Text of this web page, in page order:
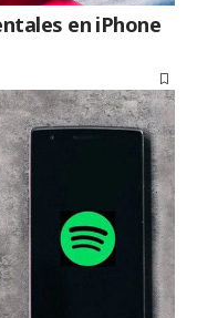
en iPhone